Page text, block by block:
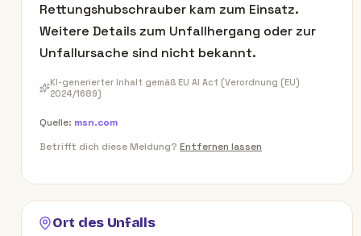
Rettungshubschrauber kam zum Einsatz.
Weitere Details zum Unfallhergang oder zur
Unfallursache sind nicht bekannt.
KI-generierter Inhalt gemäß EU AI Act (Verordnung (EU)
2024/1689)
Quelle: msn.com
Betrifft dich diese Meldung? Entfernen lassen
Ort des Unfalls